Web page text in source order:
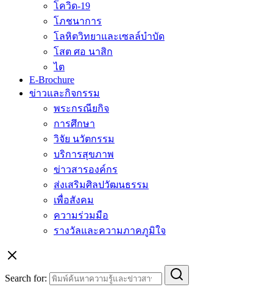
โควิด-19
โภชนาการ
โลหิตวิทยาและเซลล์บำบัด
โสต ศอ นาสิก
ไต
E-Brochure
ข่าวและกิจกรรม
พระกรณียกิจ
การศึกษา
วิจัย นวัตกรรม
บริการสุขภาพ
ข่าวสารองค์กร
ส่งเสริมศิลปวัฒนธรรม
เพื่อสังคม
ความร่วมมือ
รางวัลและความภาคภูมิใจ
Search for: